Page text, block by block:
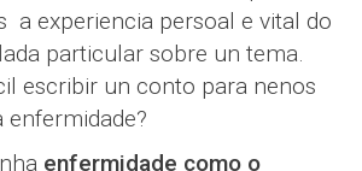
a experiencia persoal e vital do
particular sobre un tema.
escribir un conto para nenos
enfermidade?
enfermidade como o